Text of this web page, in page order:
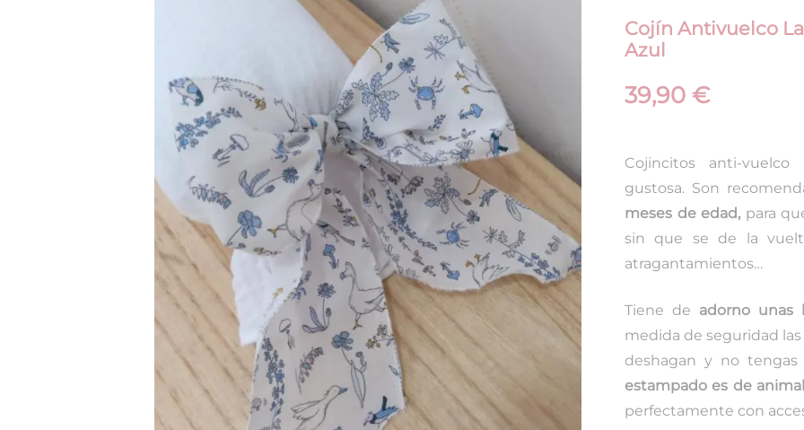
Cojín Antivuelco
Azul
39,90 €
Cojincitos anti-
gustosa. Son
meses de edad, para
sin que se de la
atragantamientos…
Tiene de adorno unas
medida de seguridad las
deshagan y no
estampado es de
perfectamente con